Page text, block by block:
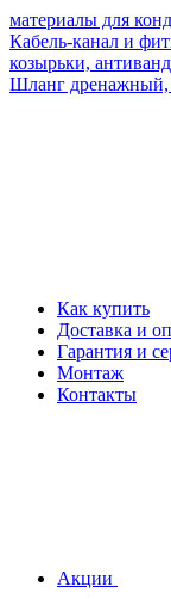
материалы для
Кабель-канал и
козырьки,
Шланг
Как купить
Доставка и
Гарантия и
Монтаж
Контакты
Акции